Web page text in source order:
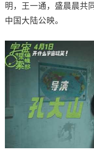
明，王一通，盛晨晨共
中国大陆公映。